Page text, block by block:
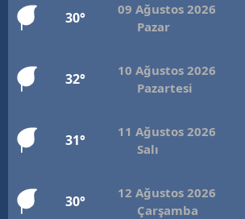
30°
09 Ağustos 2026
Pazar
32°
10 Ağustos 2026
Pazartesi
31°
11 Ağustos 2026
Salı
30°
12 Ağustos 2026
Çarşamba